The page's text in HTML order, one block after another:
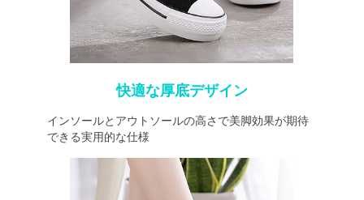
快適な厚底デザイン
インソールとアウトソールの高さで美脚効果が期待
できる実用的な仕様